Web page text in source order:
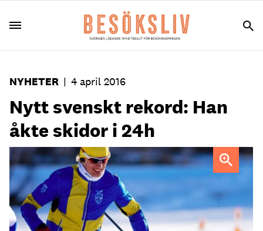
NYHETER | 4 april 2016
Nytt svenskt rekord: Han
åkte skidor i 24h
Erik Wickström slog nytt världsrekord i Årefjällsloppet.